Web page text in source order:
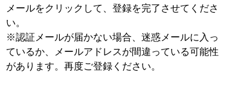
メールをクリックして、登録を完了させてくださ
い。
※認証メールが届かない場合、迷惑メールに入っ
ているか、メールアドレスが間違っている可能性
があります。再度ご登録ください。